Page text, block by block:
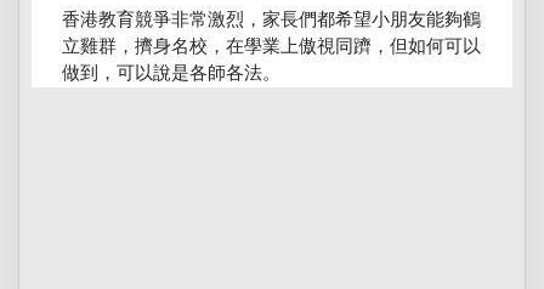
香港教育競爭非常激烈，家長們都希望小朋友能夠鶴
立雞群，擠身名校，在學業上傲視同躋，但如何可以
做到，可以說是各師各法。